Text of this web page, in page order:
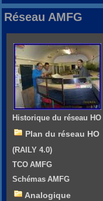
Réseau AMFG
Historique du réseau HO
Plan du réseau HO
(RAILY 4.0)
TCO AMFG
Schémas AMFG
Analogique